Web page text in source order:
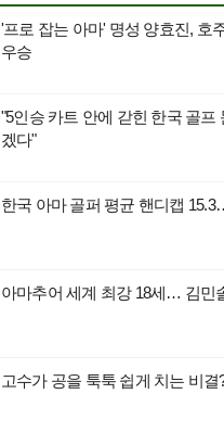
'프로 잡는 아마' 명성 양효진, 호
우승
"5인승 카트 안에 갇힌 한국 골
겠다"
한국 아마 골퍼 평균 핸디캡
아마추어 세계 최강 18세… 김민
고수가 공을 툭툭 쉽게 치는 비결